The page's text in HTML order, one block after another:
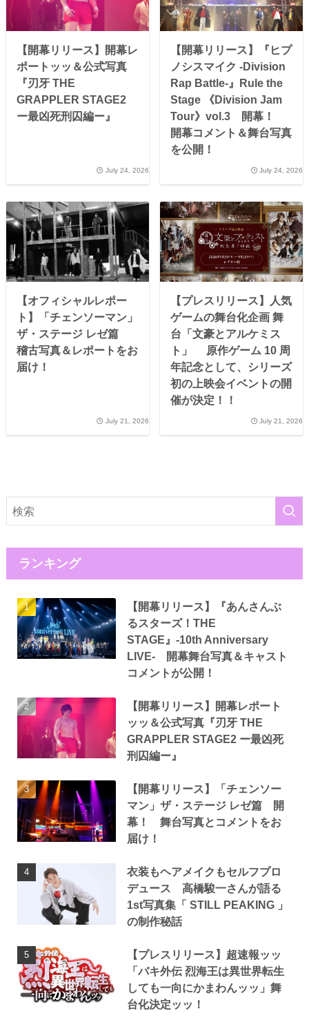
【開幕リリース】開幕レ
ポートッッ＆公式写真
『刃牙 THE
GRAPPLER STAGE2
ー最凶死刑囚編ー』
July 24, 2026
【開幕リリース】『ヒプ
ノシスマイク -Division
Rap Battle-』Rule the
Stage 《Division Jam
Tour》vol.3 開幕！
開幕コメント＆舞台写真
を公開！
July 24, 2026
【オフィシャルレポー
ト】「チェンソーマン」
ザ・ステージ レゼ篇
稽古写真＆レポートをお
届け！
July 21, 2026
【プレスリリース】人気
ゲームの舞台化企画 舞
台「文豪とアルケミス
ト」 原作ゲーム 10 周
年記念として、シリーズ
初の上映会イベントの開
催が決定！！
July 21, 2026
ランキング
【開幕リリース】『あんさんぶ
るスターズ！THE
STAGE』-10th Anniversary
LIVE- 開幕舞台写真＆キャスト
コメントが公開！
【開幕リリース】開幕レポート
ッッ＆公式写真『刃牙 THE
GRAPPLER STAGE2 ー最凶死
刑囚編ー』
【開幕リリース】「チェンソー
マン」ザ・ステージ レゼ篇 開
幕！ 舞台写真とコメントをお
届け！
衣装もヘアメイクもセルフプロ
デュース 高橋駿一さんが語る
1st写真集「 STILL PEAKING 」
の制作秘話
【プレスリリース】超速報ッッ
「バキ外伝 烈海王は異世界転生
しても一向にかまわんッッ」舞
台化決定ッッ！